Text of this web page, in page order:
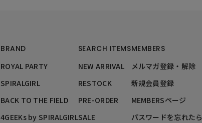
BRAND
ROYAL PARTY
SPIRALGIRL
BACK TO THE FIELD
4GEEKs by SPIRALGIRL
SEARCH ITEMS
NEW ARRIVAL
RESTOCK
PRE-ORDER
SALE
MEMBERS
メルマガ登録・解除
新規会員登録
MEMBERSページ
パスワードを忘れたら